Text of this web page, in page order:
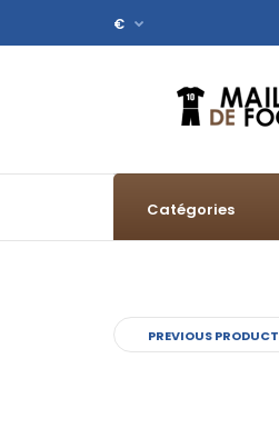
€
Catégories
PREVIOUS PRODUCT